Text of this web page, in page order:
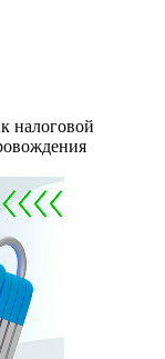
налоговой